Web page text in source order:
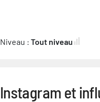
Niveau : Tout niveau
Instagram et